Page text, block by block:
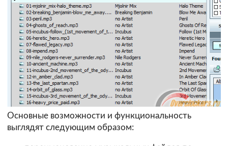
Основные возможности и функциональность
выглядят следующим образом: